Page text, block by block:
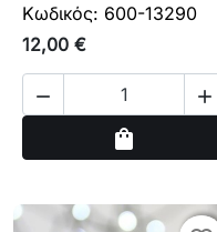
Κωδικός: 600-13290
12,00 €
 
shopping_bag